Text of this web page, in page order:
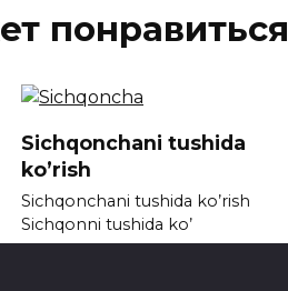
понравиться
Sichqonchani tushida
ko’rish
Sichqonchani tushida ko’rish
Sichqonni tushida ko’